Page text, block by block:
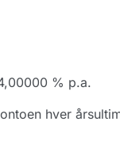
% p.a.
hver